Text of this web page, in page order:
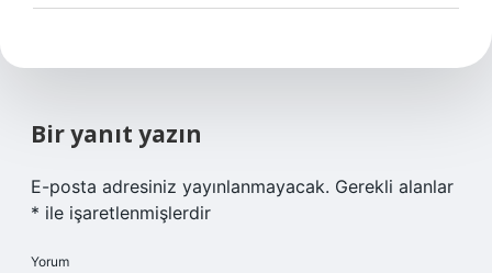
Bir yanıt yazın
E-posta adresiniz yayınlanmayacak. Gerekli alanlar
* ile işaretlenmişlerdir
Yorum